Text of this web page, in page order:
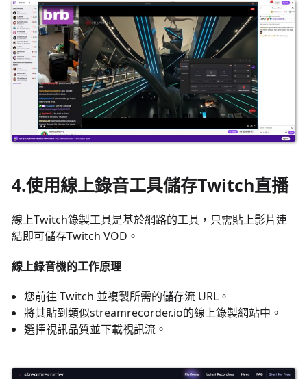
4.使用線上錄音工具儲存Twitch直播
線上Twitch錄製工具是基於網路的工具，只需貼上影片連
結即可儲存Twitch VOD。
線上錄音機的工作原理
您前往 Twitch 並複製所需的儲存流 URL。
將其貼到類似streamrecorder.io的線上錄製網站中。
選擇視訊品質並下載視訊流。